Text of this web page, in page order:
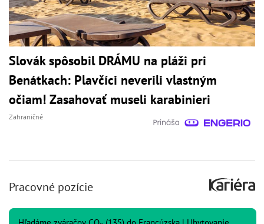
Slovák spôsobil DRÁMU na pláži pri
Benátkach: Plavčíci neverili vlastným
očiam! Zasahovať museli karabinieri
Zahraničné
Pracovné pozície